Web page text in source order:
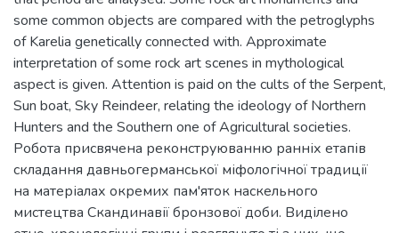
some common objects are compared with the petroglyphs
of Karelia genetically connected with. Approximate
interpretation of some rock art scenes in mythological
aspect is given. Attention is paid on the cults of the Serpent,
Sun boat, Sky Reindeer, relating the ideology of Northern
Hunters and the Southern one of Agricultural societies.
Робота присвячена реконструюванню ранніх етапів
складання давньогерманської міфологічної традиції
на матеріалах окремих пам'яток наскельного
мистецтва Скандинавії бронзової доби. Виділено